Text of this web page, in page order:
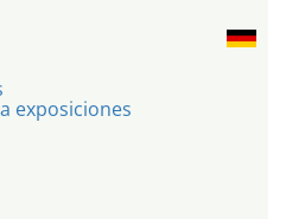
exposiciones